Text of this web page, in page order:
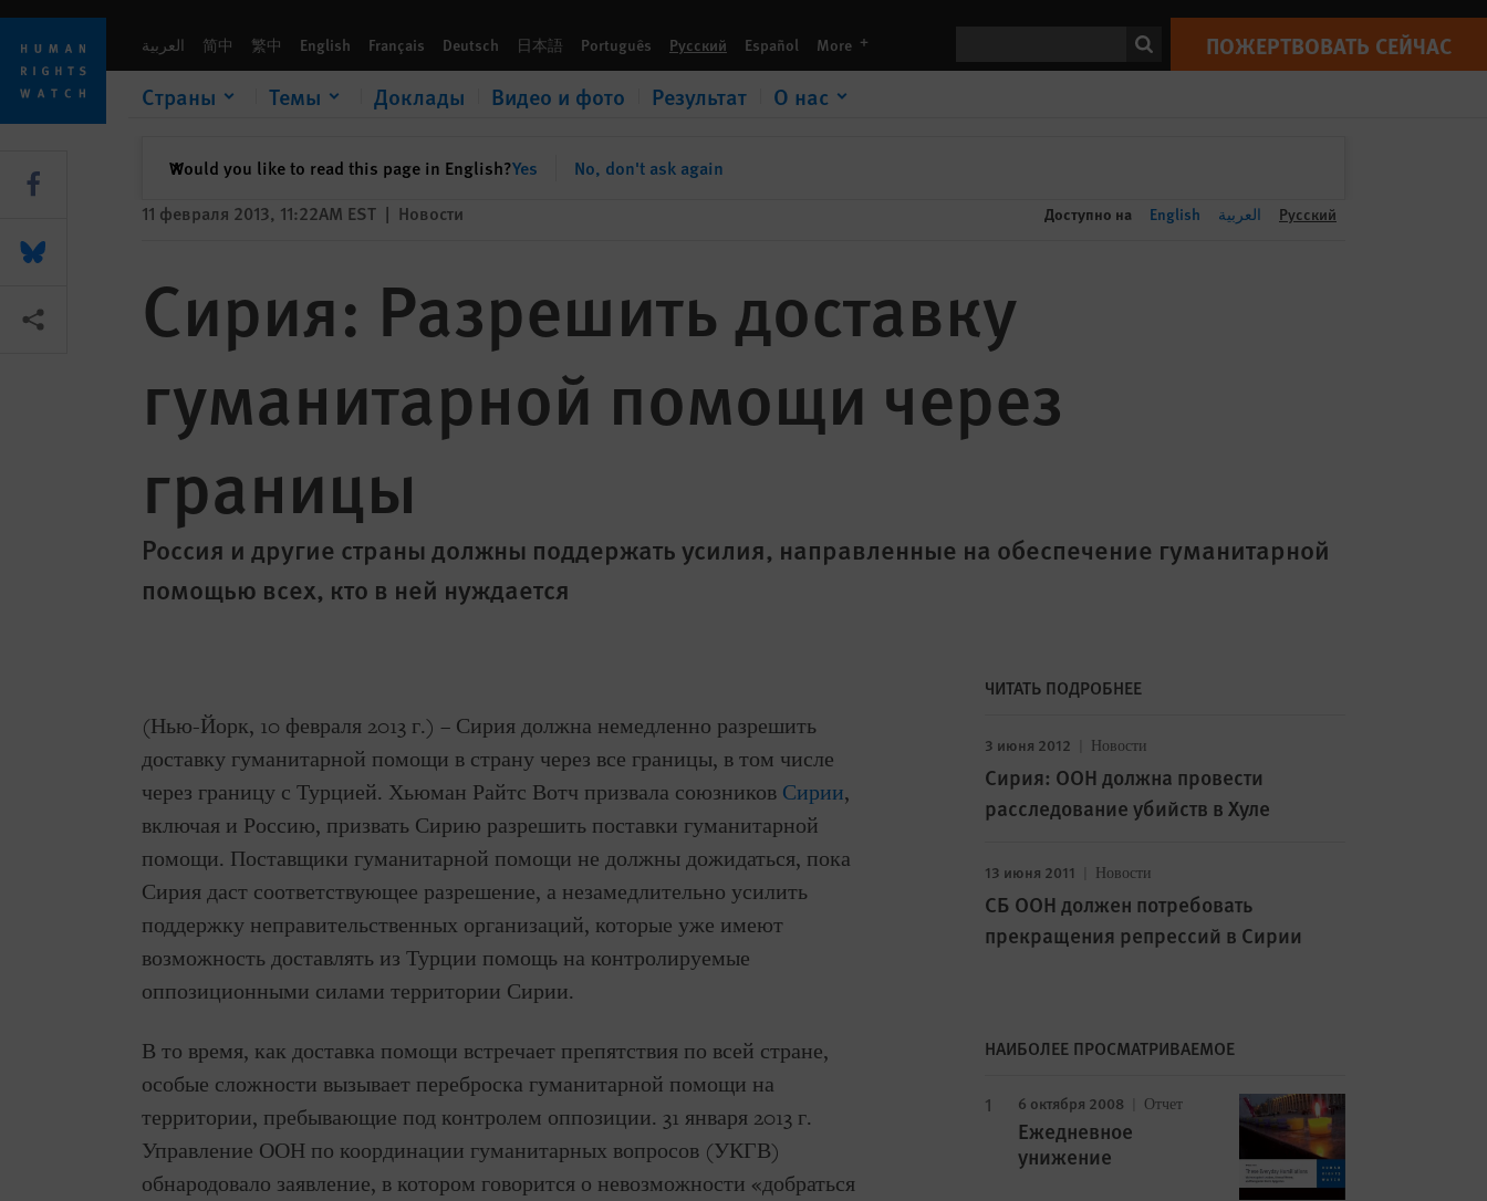
Skip
cookie
privacy
notice
Skip
main
content
العربية 简中 繁中 English Français Deutsch 日本語 Português Русский Español More languages ПОЖЕРТВОВАТЬ СЕЙЧАС
Страны Темы Доклады Видео и фото Результат О нас
Would you like to read this page in English?Yes No, don't ask again
✕закрыть
ПОЖЕРТВОВАТЬ СЕЙЧАС
11 февраля 2013, 11:22AM EST | Новости Доступно на English العربية Русский
Сирия: Разрешить доставку
гуманитарной помощи через
границы
Россия и другие страны должны поддержать усилия, направленные на обеспечение гуманитарной
помощью всех, кто в ней нуждается
(Нью-Йорк, 10 февраля 2013 г.) – Сирия должна немедленно разрешить
доставку гуманитарной помощи в страну через все границы, в том числе
через границу с Турцией. Хьюман Райтс Вотч призвала союзников Сирии,
включая и Россию, призвать Сирию разрешить поставки гуманитарной
помощи. Поставщики гуманитарной помощи не должны дожидаться, пока
Сирия даст соответствующее разрешение, а незамедлительно усилить
поддержку неправительственных организаций, которые уже имеют
возможность доставлять из Турции помощь на контролируемые
оппозиционными силами территории Сирии.
В то время, как доставка помощи встречает препятствия по всей стране,
особые сложности вызывает переброска гуманитарной помощи на
территории, пребывающие под контролем оппозиции. 31 января 2013 г.
Управление ООН по координации гуманитарных вопросов (УКГВ)
обнародовало заявление, в котором говорится о невозможности «добраться
ЧИТАТЬ ПОДРОБНЕЕ
3 июня 2012 Новости
Сирия: ООН должна провести
расследование убийств в Хуле
13 июня 2011 Новости
СБ ООН должен потребовать
прекращения репрессий в Сирии
НАИБОЛЕЕ ПРОСМАТРИВАЕМОЕ
6 октября 2008 Отчет
Ежедневное
унижение
Share this via Facebook
Share this via Bluesky
Share this via Поделиться